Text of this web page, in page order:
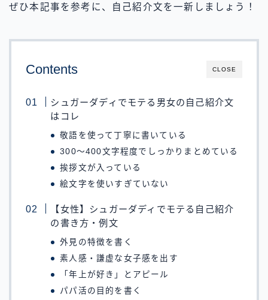
ぜひ本記事を参考に、自己紹介文を一新しましょう！
CLOSE
Contents
シュガーダディでモテる男女の自己紹介文
はコレ
敬語を使って丁寧に書いている
300～400文字程度でしっかりまとめている
挨拶文が入っている
絵文字を使いすぎていない
【女性】シュガーダディでモテる自己紹介
の書き方・例文
外見の特徴を書く
素人感・謙虚な女子感を出す
「年上が好き」とアピール
パパ活の目的を書く